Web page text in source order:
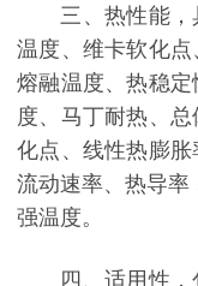
三、 热性能，
温度、维卡软化点
熔融温度、热稳
度、马丁耐热、
化点、线性热膨
流动速率、热导率
强温度。
四、 适用性，